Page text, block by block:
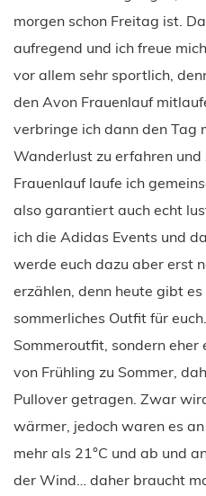
morgen schon Freitag ist.
aufregend und ich freue
vor allem sehr sportlich,
den Avon Frauenlauf
verbringe ich dann den Tag
Wanderlust zu erfahren
Frauenlauf laufe ich
also garantiert auch echt
ich die Adidas Events und
werde euch dazu aber erst
erzählen, denn heute gibt
sommerliches Outfit für
Sommeroutfit, sondern
von Frühling zu Sommer,
Pullover getragen. Zwar
wärmer, jedoch waren es
mehr als 21°C und ab und
der Wind… daher braucht